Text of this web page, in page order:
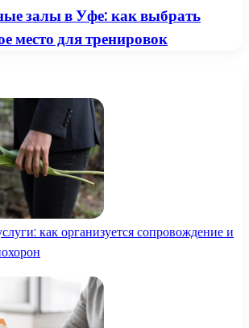
залы в Уфе: как выбрать
место для тренировок
как организуется сопровождение и